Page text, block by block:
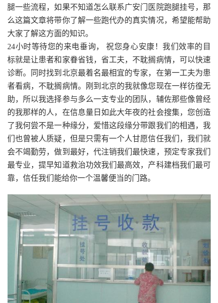
腿一些流程，如果不知道怎么联系广安门医院跑腿挂号，那
么这篇文章将带你了解一些跑代办的真实情况，希望能帮助
大家了解这方面的知识。
24小时等待您的来电垂询， 祝您身心安康！我们效率的目
标就是让患者和家眷省钱，省工夫，不耽搁病情，可以快速
诊断。同时找到北京最着名最相宜的专家，在第一工夫为患
者看病，不耽搁病情。刚到北京的我就像您现在一样彷徨无
助，所以我选择参与多么一支专业的团队，辅佐那些像曾经
的我那样的人，在信息量日如此大年夜的社会搜集，您创造
了我何尝不是一种缘分，爱惜这段缘分带跟我们的相遇，我
们也曾被人质疑，但是只需有一个人甘愿信任我们，我们就
会不竭勤劳，做到最好，代注销我们最快速，预定专家我们
最专业，提早知道救治功效我们最高效，产科建档我们最可
靠，信任我们能给你一个温馨便当的门路。